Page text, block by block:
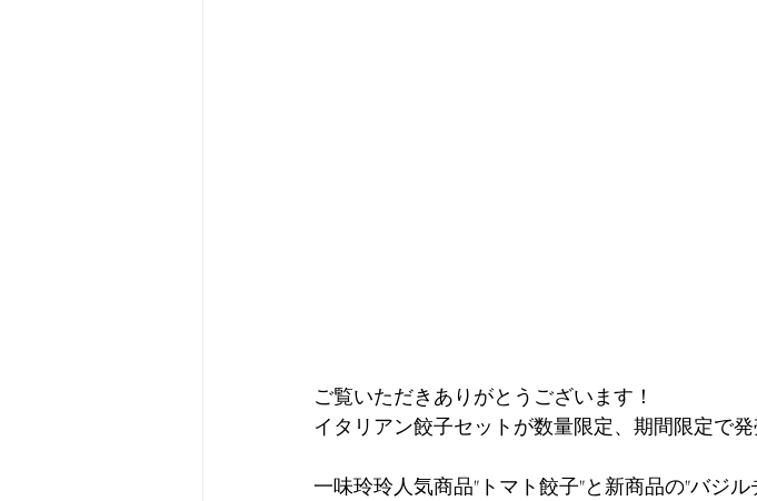
ご覧いただきありがとうございます！
イタリアン餃子セットが数量限定、期間限定で発
一味玲玲人気商品"トマト餃子"と新商品の"バジル